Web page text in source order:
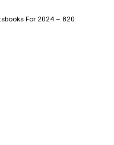
For 2024 – 820